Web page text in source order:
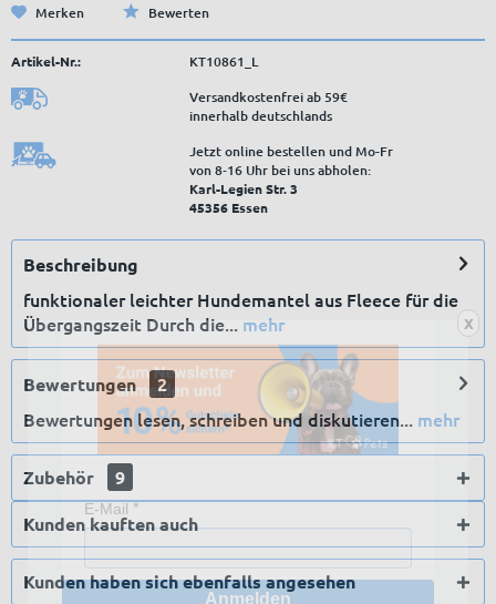
Merken Bewerten
Artikel-Nr.:
KT10861_L
Versandkostenfrei ab 59€
innerhalb deutschlands
Jetzt online bestellen und Mo-Fr
von 8‑16 Uhr bei uns abholen:
Karl-Legien Str. 3
45356 Essen
Beschreibung
funktionaler leichter Hundemantel aus Fleece für die
Übergangszeit Durch die... mehr
Bewertungen 2
Bewertungen lesen, schreiben und diskutieren... mehr
Zubehör
9
Kunden kauften auch
Kunden haben sich ebenfalls angesehen
X
E-Mail
Anmelden